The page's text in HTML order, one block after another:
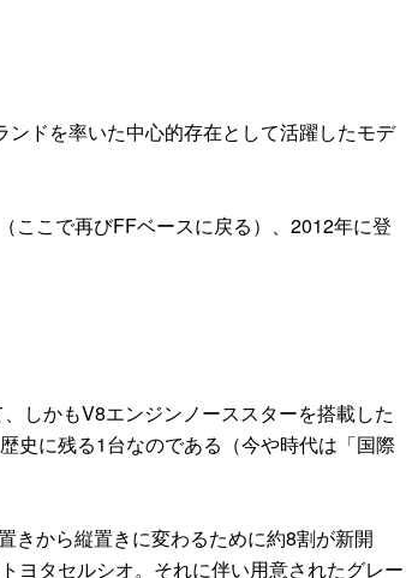
ドを率いた中心的存在として活躍したモデ
ここで再びFFベースに戻る）、2012年に登
しかもV8エンジンノーススターを搭載した
史に残る1台なのである（今や時代は「国際
きから縦置きに変わるために約8割が新開
ヨタセルシオ。それに伴い用意されたグレー